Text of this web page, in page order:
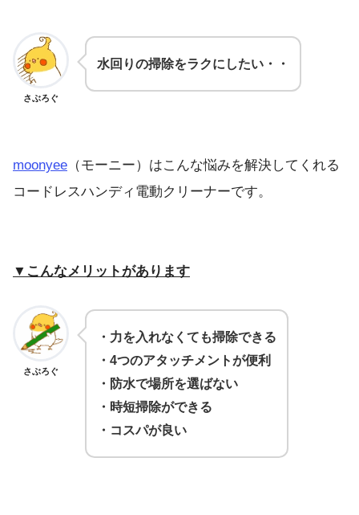
さぶろぐ
水回りの掃除をラクにしたい・・
moonyee （モーニー）はこんな悩みを解決してくれる
コードレスハンディ電動クリーナーです。
▼こんなメリットがあります
さぶろぐ
・力を入れなくても掃除できる
・4つのアタッチメントが便利
・防水で場所を選ばない
・時短掃除ができる
・コスパが良い